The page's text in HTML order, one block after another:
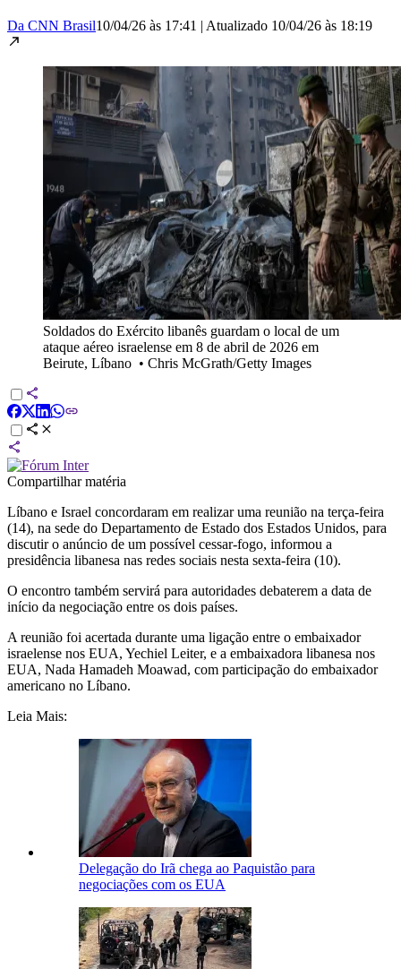
Da CNN Brasil10/04/26 às 17:41 | Atualizado 10/04/26 às 18:19
Soldados do Exército libanês guardam o local de um
ataque aéreo israelense em 8 de abril de 2026 em
Beirute, Líbano • Chris McGrath/Getty Images
Compartilhar matéria
Líbano e Israel concordaram em realizar uma reunião na terça-feira
(14), na sede do Departamento de Estado dos Estados Unidos, para
discutir o anúncio de um possível cessar-fogo, informou a
presidência libanesa nas redes sociais nesta sexta-feira (10).
O encontro também servirá para autoridades debaterem a data de
início da negociação entre os dois países.
A reunião foi acertada durante uma ligação entre o embaixador
israelense nos EUA, Yechiel Leiter, e a embaixadora libanesa nos
EUA, Nada Hamadeh Moawad, com participação do embaixador
americano no Líbano.
Leia Mais:
Delegação do Irã chega ao Paquistão para
negociações com os EUA